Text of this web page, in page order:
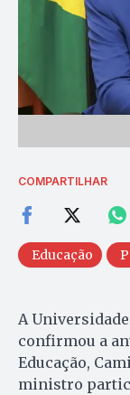
COMPARTILHAR
Educação
A
confirmou a
Educação,
ministro